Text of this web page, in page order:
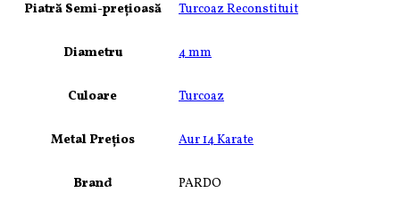
Piatră Semi-prețioasă Turcoaz Reconstituit
Diametru 4 mm
Culoare Turcoaz
Metal Prețios Aur 14 Karate
Brand PARDO